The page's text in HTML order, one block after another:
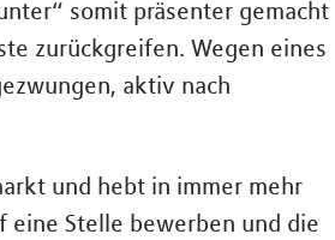
somit präsenter gemacht
zurückgreifen. Wegen eines
aktiv nach
und hebt in immer mehr
eine Stelle bewerben und die